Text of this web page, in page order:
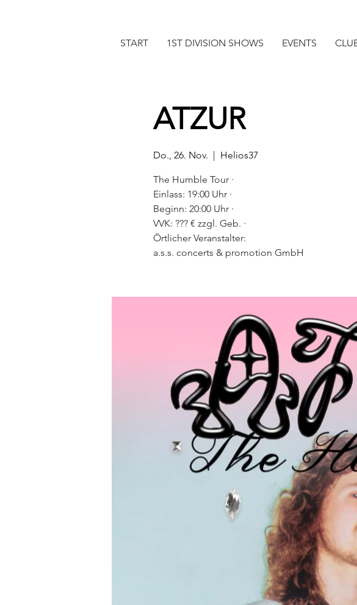
START 1ST DIVISION SHOWS EVENTS
ATZUR
Do., 26. Nov.
  |
Helios37
The Humble Tour ·
Einlass: 19:00 Uhr ·
Beginn: 20:00 Uhr ·
VVK: ??? € zzgl. Geb. ·
Örtlicher Veranstalter:
a.s.s. concerts & promotion GmbH